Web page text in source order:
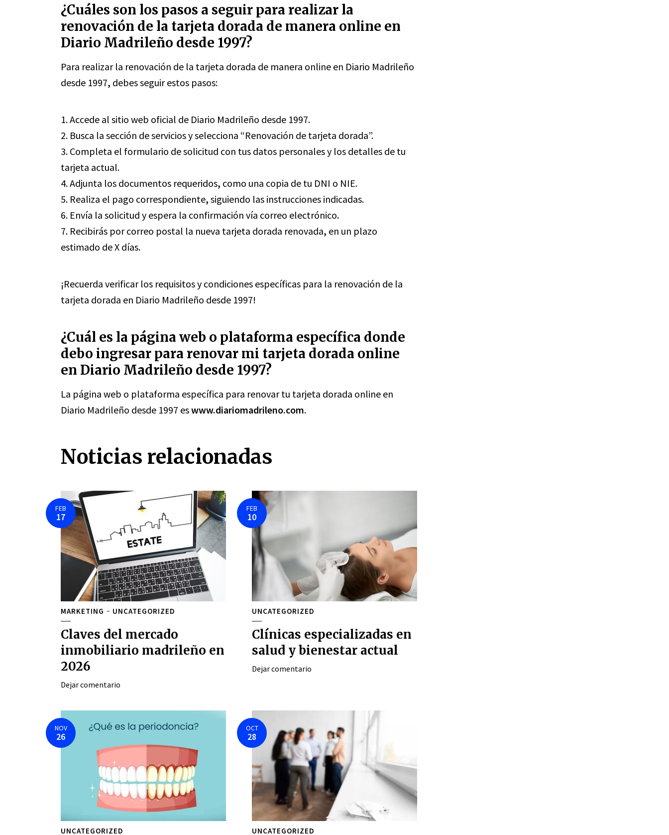
¿Cuáles son los pasos a seguir para realizar la
renovación de la tarjeta dorada de manera online en
Diario Madrileño desde 1997?
Para realizar la renovación de la tarjeta dorada de manera online en Diario Madrileño
desde 1997, debes seguir estos pasos:
1. Accede al sitio web oficial de Diario Madrileño desde 1997.
2. Busca la sección de servicios y selecciona “Renovación de tarjeta dorada”.
3. Completa el formulario de solicitud con tus datos personales y los detalles de tu
tarjeta actual.
4. Adjunta los documentos requeridos, como una copia de tu DNI o NIE.
5. Realiza el pago correspondiente, siguiendo las instrucciones indicadas.
6. Envía la solicitud y espera la confirmación vía correo electrónico.
7. Recibirás por correo postal la nueva tarjeta dorada renovada, en un plazo
estimado de X días.
¡Recuerda verificar los requisitos y condiciones específicas para la renovación de la
tarjeta dorada en Diario Madrileño desde 1997!
¿Cuál es la página web o plataforma específica donde
debo ingresar para renovar mi tarjeta dorada online
en Diario Madrileño desde 1997?
La página web o plataforma específica para renovar tu tarjeta dorada online en
Diario Madrileño desde 1997 eswww.diariomadrileno.com.
Noticias relacionadas
FEB
17
MARKETING UNCATEGORIZED
Claves del mercado
inmobiliario madrileño en
2026
Dejar comentario
FEB
10
UNCATEGORIZED
Clínicas especializadas en
salud y bienestar actual
Dejar comentario
NOV
26
UNCATEGORIZED
OCT
28
UNCATEGORIZED